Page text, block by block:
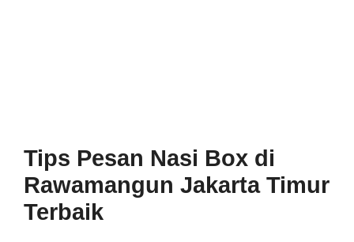
Tips Pesan Nasi Box di
Rawamangun Jakarta Timur
Terbaik